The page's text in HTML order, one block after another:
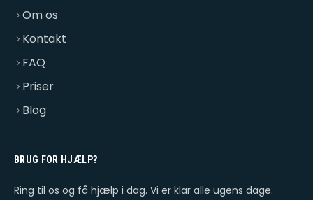
Om os
Kontakt
FAQ
Priser
Blog
BRUG FOR HJÆLP?
Ring til os og få hjælp i dag. Vi er klar alle ugens dage.